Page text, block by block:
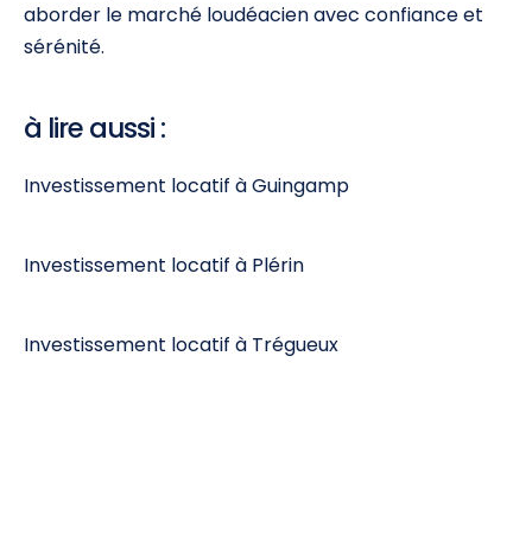
aborder le marché loudéacien avec confiance et
sérénité.
à lire aussi :
Investissement locatif à Guingamp
Investissement locatif à Plérin
Investissement locatif à Trégueux